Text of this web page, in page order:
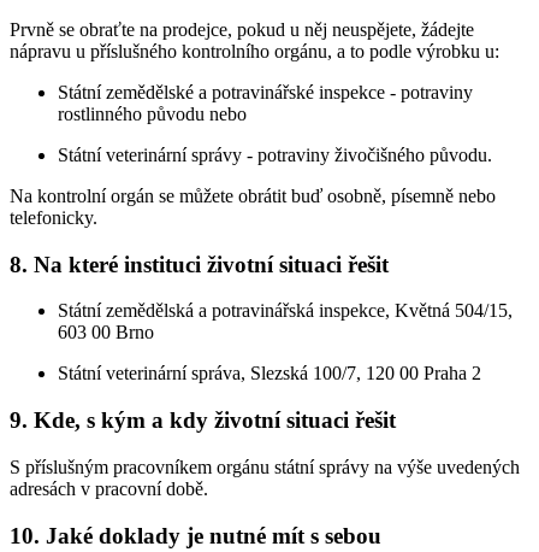
Prvně se obraťte na prodejce, pokud u něj neuspějete, žádejte
nápravu u příslušného kontrolního orgánu, a to podle výrobku u:
Státní zemědělské a potravinářské inspekce - potraviny
rostlinného původu nebo
Státní veterinární správy - potraviny živočišného původu.
Na kontrolní orgán se můžete obrátit buď osobně, písemně nebo
telefonicky.
8. Na které instituci životní situaci řešit
Státní zemědělská a potravinářská inspekce, Květná 504/15,
603 00 Brno
Státní veterinární správa, Slezská 100/7, 120 00 Praha 2
9. Kde, s kým a kdy životní situaci řešit
S příslušným pracovníkem orgánu státní správy na výše uvedených
adresách v pracovní době.
10. Jaké doklady je nutné mít s sebou